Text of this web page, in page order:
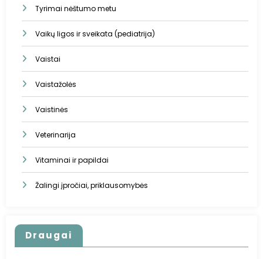
Tyrimai nėštumo metu
Vaikų ligos ir sveikata (pediatrija)
Vaistai
Vaistažolės
Vaistinės
Veterinarija
Vitaminai ir papildai
Žalingi įpročiai, priklausomybės
Draugai